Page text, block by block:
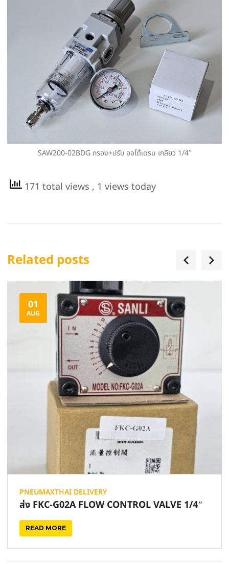
SAW200-02BDG กรอง+ปรับ ออโต้เดรน เกลียว 1/4″
171 total views , 1 views today
Related posts
01
AUG
PNEUMAXTHAI DELIVERY
ส่ง FKC-G02A FLOW CONTROL VALVE 1/4″
READ MORE